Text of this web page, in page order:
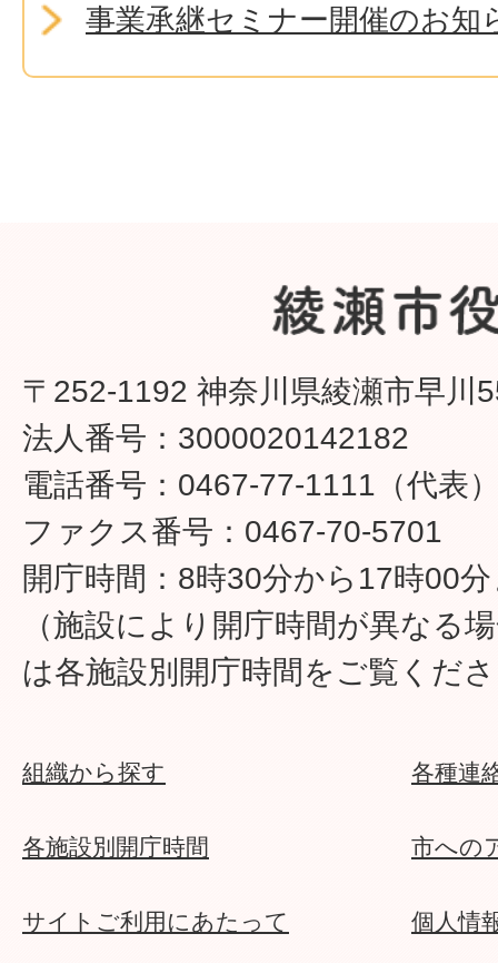
事業承継セミナー開催のお知
〒252-1192 神奈川県綾瀬市早川
法人番号：3000020142182
電話番号：0467-77-1111（代表
ファクス番号：0467-70-5701
開庁時間：8時30分から17時00
（施設により開庁時間が異なる
は各施設別開庁時間をご覧くだ
組織から探す 各種連
各施設別開庁時間 市への
サイトご利用にあたって 個人情